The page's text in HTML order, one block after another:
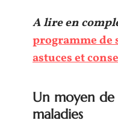
A lire en
programme de
astuces et
Un moyen
maladies